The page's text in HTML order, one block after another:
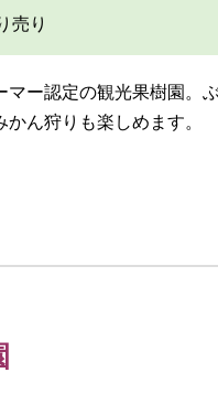
売り
マー認定の観光果樹園。
ん狩りも楽しめます。